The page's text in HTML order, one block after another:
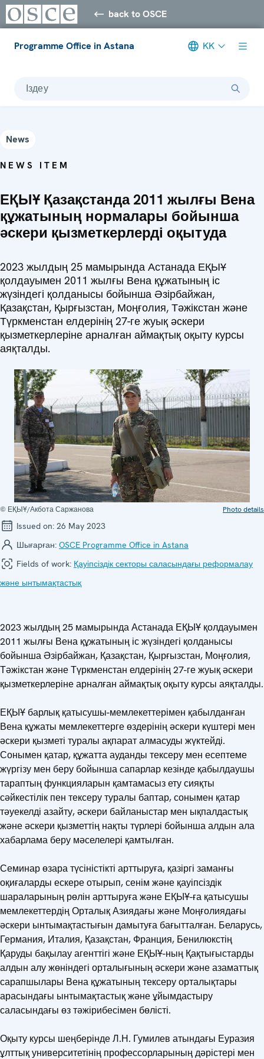
back to OSCE
Programme Office in Astana KK
Іздеу
News
NEWS ITEM
ЕҚЫҰ Қазақстанда 2011 жылғы Вена
құжатының нормалары бойынша
әскери қызметкерлерді оқытуда
2023 жылдың 25 мамырында Астанада ЕҚЫҰ
қолдауымен 2011 жылғы Вена құжатының іс
жүзіндегі қолданысы бойынша Әзірбайжан,
Қазақстан, Қырғызстан, Моңғолия, Тәжікстан және
Түркменстан елдерінің 27-ге жуық әскери
қызметкерлеріне арналған аймақтық оқыту курсы
аяқталды.
© ЕҚЫҰ/Акбота Саржанова Photo details
Issued on: 26 May 2023
Шығарған: OSCE Programme Office in Astana
Fields of work: Қауіпсіздік секторы саласындағы реформалау
және ынтымақтастық
2023 жылдың 25 мамырында Астанада ЕҚЫҰ қолдауымен
2011 жылғы Вена құжатының іс жүзіндегі қолданысы
бойынша Әзірбайжан, Қазақстан, Қырғызстан, Моңғолия,
Тәжікстан және Түркменстан елдерінің 27-ге жуық әскери
қызметкерлеріне арналған аймақтық оқыту курсы аяқталды.
ЕҚЫҰ барлық қатысушы-мемлекеттерімен қабылданған
Вена құжаты мемлекеттерге өздерінің әскери күштері мен
әскери қызметі туралы ақпарат алмасуды жүктейді.
Сонымен қатар, құжатта ауданды тексеру мен есептеме
жүргізу мен беру бойынша сапарлар кезінде қабылдаушы
тараптың функцияларын қамтамасыз ету сияқты
сәйкестілік пен тексеру туралы баптар, сонымен қатар
тәуекелді азайту, әскери байланыстар мен ықпалдастық
және әскери қызметтің нақты түрлері бойынша алдын ала
хабарлама беру мәселелері қамтылған.
Семинар өзара түсіністікті арттыруға, қазіргі заманғы
оқиғаларды ескере отырып, сенім және қауіпсіздік
шараларының рөлін арттыруға және ЕҚЫҰ-ға қатысушы
мемлекеттердің Орталық Азиядағы және Моңғолиядағы
әскери ынтымақтастығын дамытуға бағытталған. Беларусь,
Германия, Италия, Қазақстан, Франция, Бенилюкстің
Қаруды бақылау агенттігі және ЕҚЫҰ-ның Қақтығыстарды
алдын алу жөніндегі орталығының әскери және азаматтық
сарапшылары Вена құжатының тексеру орталықтары
арасындағы ынтымақтастық және ұйымдастыру
саласындағы өз тәжірибесімен бөлісті.
Оқыту курсы шеңберінде Л.Н. Гумилев атындағы Еуразия
ұлттық университетінің профессорларының дәрістері мен